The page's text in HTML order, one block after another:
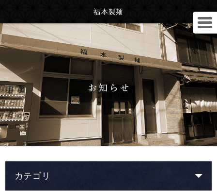
福本製麺
カテゴリ